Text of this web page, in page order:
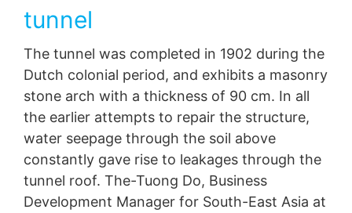
tunnel
The tunnel was completed in 1902 during the
Dutch colonial period, and exhibits a masonry
stone arch with a thickness of 90 cm. In all
the earlier attempts to repair the structure,
water seepage through the soil above
constantly gave rise to leakages through the
tunnel roof. The-Tuong Do, Business
Development Manager for South-East Asia at
привлекателен. Това представлява оправдан
интерес съгласно чл. 6 Параграф 1 (е) GDPR.
Допълнителна информация за обработката на
потребителски данни можете да намерите в
декларацията за защита на данните на YouTube на
адресhttps://www.google.de/intl/de/policies/privacy
Отмяна на вашето съгласие за обработката на
вашите данни
Някои операции по обработка на данни са възможни
само с вашето изрично съгласие.Можете да
оттеглите съгласието си по всяко време с бъдещ
ефект. Достатъчен е неформален имейл, отправящ